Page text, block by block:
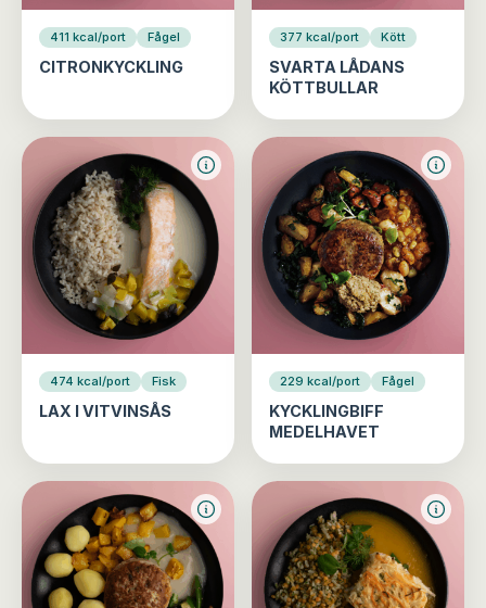
411 kcal/port Fågel
CITRONKYCKLING
377 kcal/port Kött
SVARTA LÅDANS
KÖTTBULLAR
474 kcal/port Fisk
LAX I VITVINSÅS
229 kcal/port Fågel
KYCKLINGBIFF
MEDELHAVET